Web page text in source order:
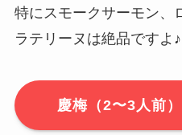
特にスモークサーモン、
ラテリーヌは絶品ですよ♪
慶梅（2〜3人前